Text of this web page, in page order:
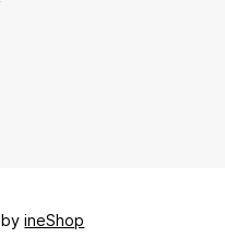
byineShop